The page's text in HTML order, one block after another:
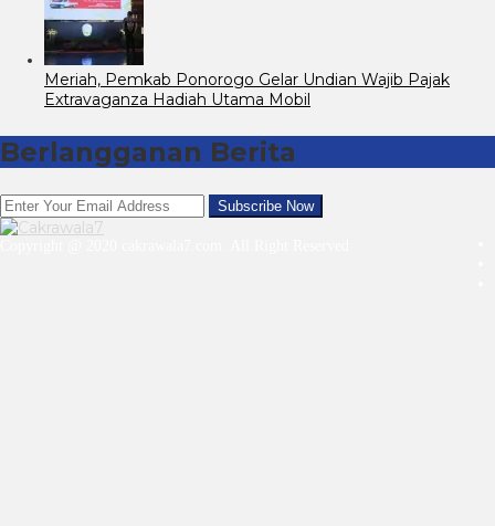
Meriah, Pemkab Ponorogo Gelar Undian Wajib Pajak
Extravaganza Hadiah Utama Mobil
Berlangganan Berita